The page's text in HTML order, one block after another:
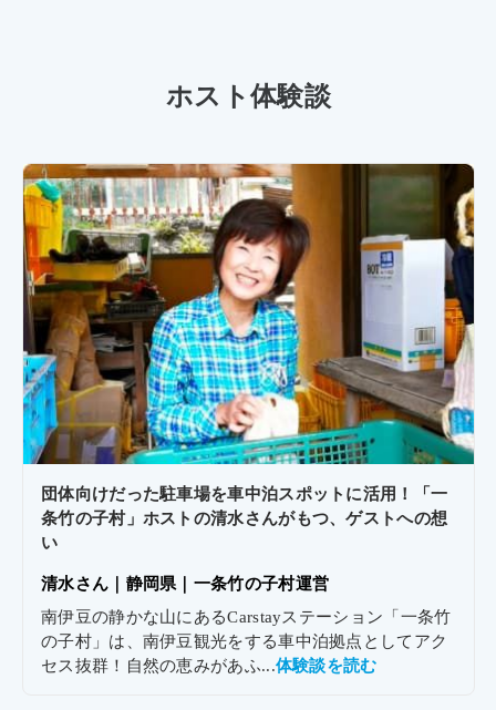
ホスト体験談
団体向けだった駐車場を車中泊スポットに活用！「一
条竹の子村」ホストの清水さんがもつ、ゲストへの想
い
清水さん｜ 静岡県｜ 一条竹の子村運営
南伊豆の静かな山にあるCarstayステーション「一条竹
の子村」は、南伊豆観光をする車中泊拠点としてアク
セス抜群！自然の恵みがあふ...体験談を読む